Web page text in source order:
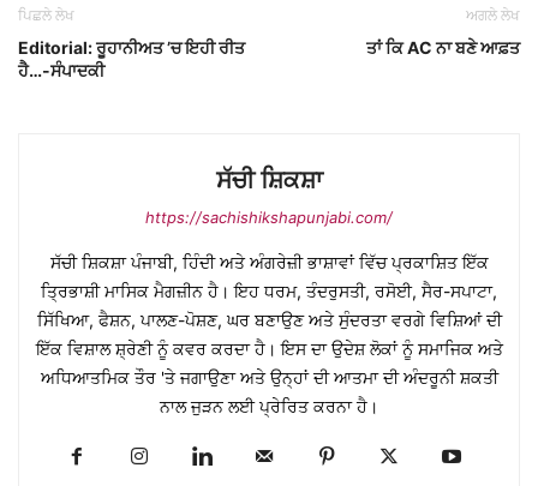
ਪਿਛਲੇ ਲੇਖ
Editorial: ਰੂਹਾਨੀਅਤ ’ਚ ਇਹੀ ਰੀਤ
ਹੈ…-ਸੰਪਾਦਕੀ
ਅਗਲੇ ਲੇਖ
ਤਾਂ ਕਿ AC ਨਾ ਬਣੇ ਆਫ਼ਤ
ਸੱਚੀ ਸ਼ਿਕਸ਼ਾ
https://sachishikshapunjabi.com/
ਸੱਚੀ ਸ਼ਿਕਸ਼ਾ ਪੰਜਾਬੀ, ਹਿੰਦੀ ਅਤੇ ਅੰਗਰੇਜ਼ੀ ਭਾਸ਼ਾਵਾਂ ਵਿੱਚ ਪ੍ਰਕਾਸ਼ਿਤ ਇੱਕ
ਤ੍ਰਿਭਾਸ਼ੀ ਮਾਸਿਕ ਮੈਗਜ਼ੀਨ ਹੈ। ਇਹ ਧਰਮ, ਤੰਦਰੁਸਤੀ, ਰਸੋਈ, ਸੈਰ-ਸਪਾਟਾ,
ਸਿੱਖਿਆ, ਫੈਸ਼ਨ, ਪਾਲਣ-ਪੋਸ਼ਣ, ਘਰ ਬਣਾਉਣ ਅਤੇ ਸੁੰਦਰਤਾ ਵਰਗੇ ਵਿਸ਼ਿਆਂ ਦੀ
ਇੱਕ ਵਿਸ਼ਾਲ ਸ਼੍ਰੇਣੀ ਨੂੰ ਕਵਰ ਕਰਦਾ ਹੈ। ਇਸ ਦਾ ਉਦੇਸ਼ ਲੋਕਾਂ ਨੂੰ ਸਮਾਜਿਕ ਅਤੇ
ਅਧਿਆਤਮਿਕ ਤੌਰ 'ਤੇ ਜਗਾਉਣਾ ਅਤੇ ਉਨ੍ਹਾਂ ਦੀ ਆਤਮਾ ਦੀ ਅੰਦਰੂਨੀ ਸ਼ਕਤੀ
ਨਾਲ ਜੁੜਨ ਲਈ ਪ੍ਰੇਰਿਤ ਕਰਨਾ ਹੈ।